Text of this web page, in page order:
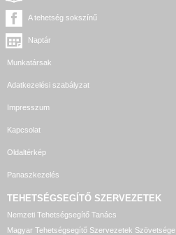
A tehetség sokszínű
Naptár
Munkatársak
Adatkezelési szabályzat
Impresszum
Kapcsolat
Oldaltérkép
Panaszkezelés
TEHETSÉGSEGÍTŐ SZERVEZETEK
Nemzeti Tehetségsegítő Tanács
Magyar Tehetségsegítő Szervezetek Szövetsége